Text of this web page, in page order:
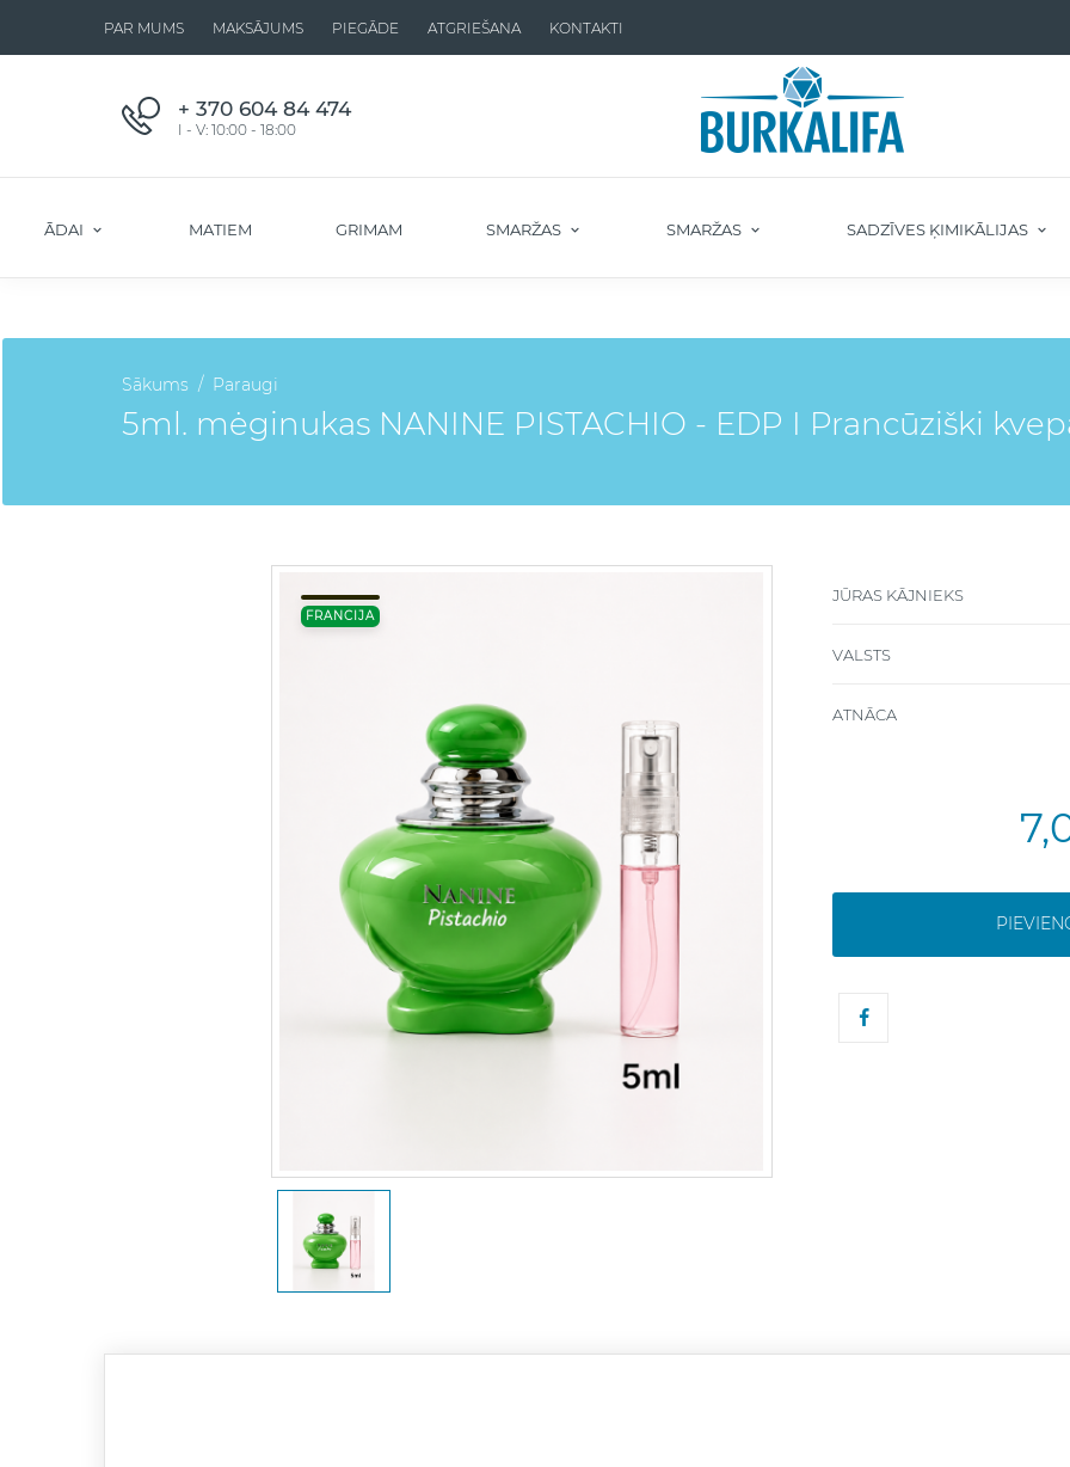
PAR MUMS MAKSĀJUMS PIEGĀDE ATGRIEŠANA KONTAKTI
+ 370 604 84 474
I - V: 10:00 - 18:00
ĀDAI MATIEM GRIMAM SMARŽAS SMARŽAS SADZĪVES ĶIMIKĀLIJAS
Sākums Paraugi
5ml. mėginukas NANINE PISTACHIO - EDP I Prancūziški
FRANCIJA
JŪRAS KĀJNIEKS
VALSTS
ATNĀCA